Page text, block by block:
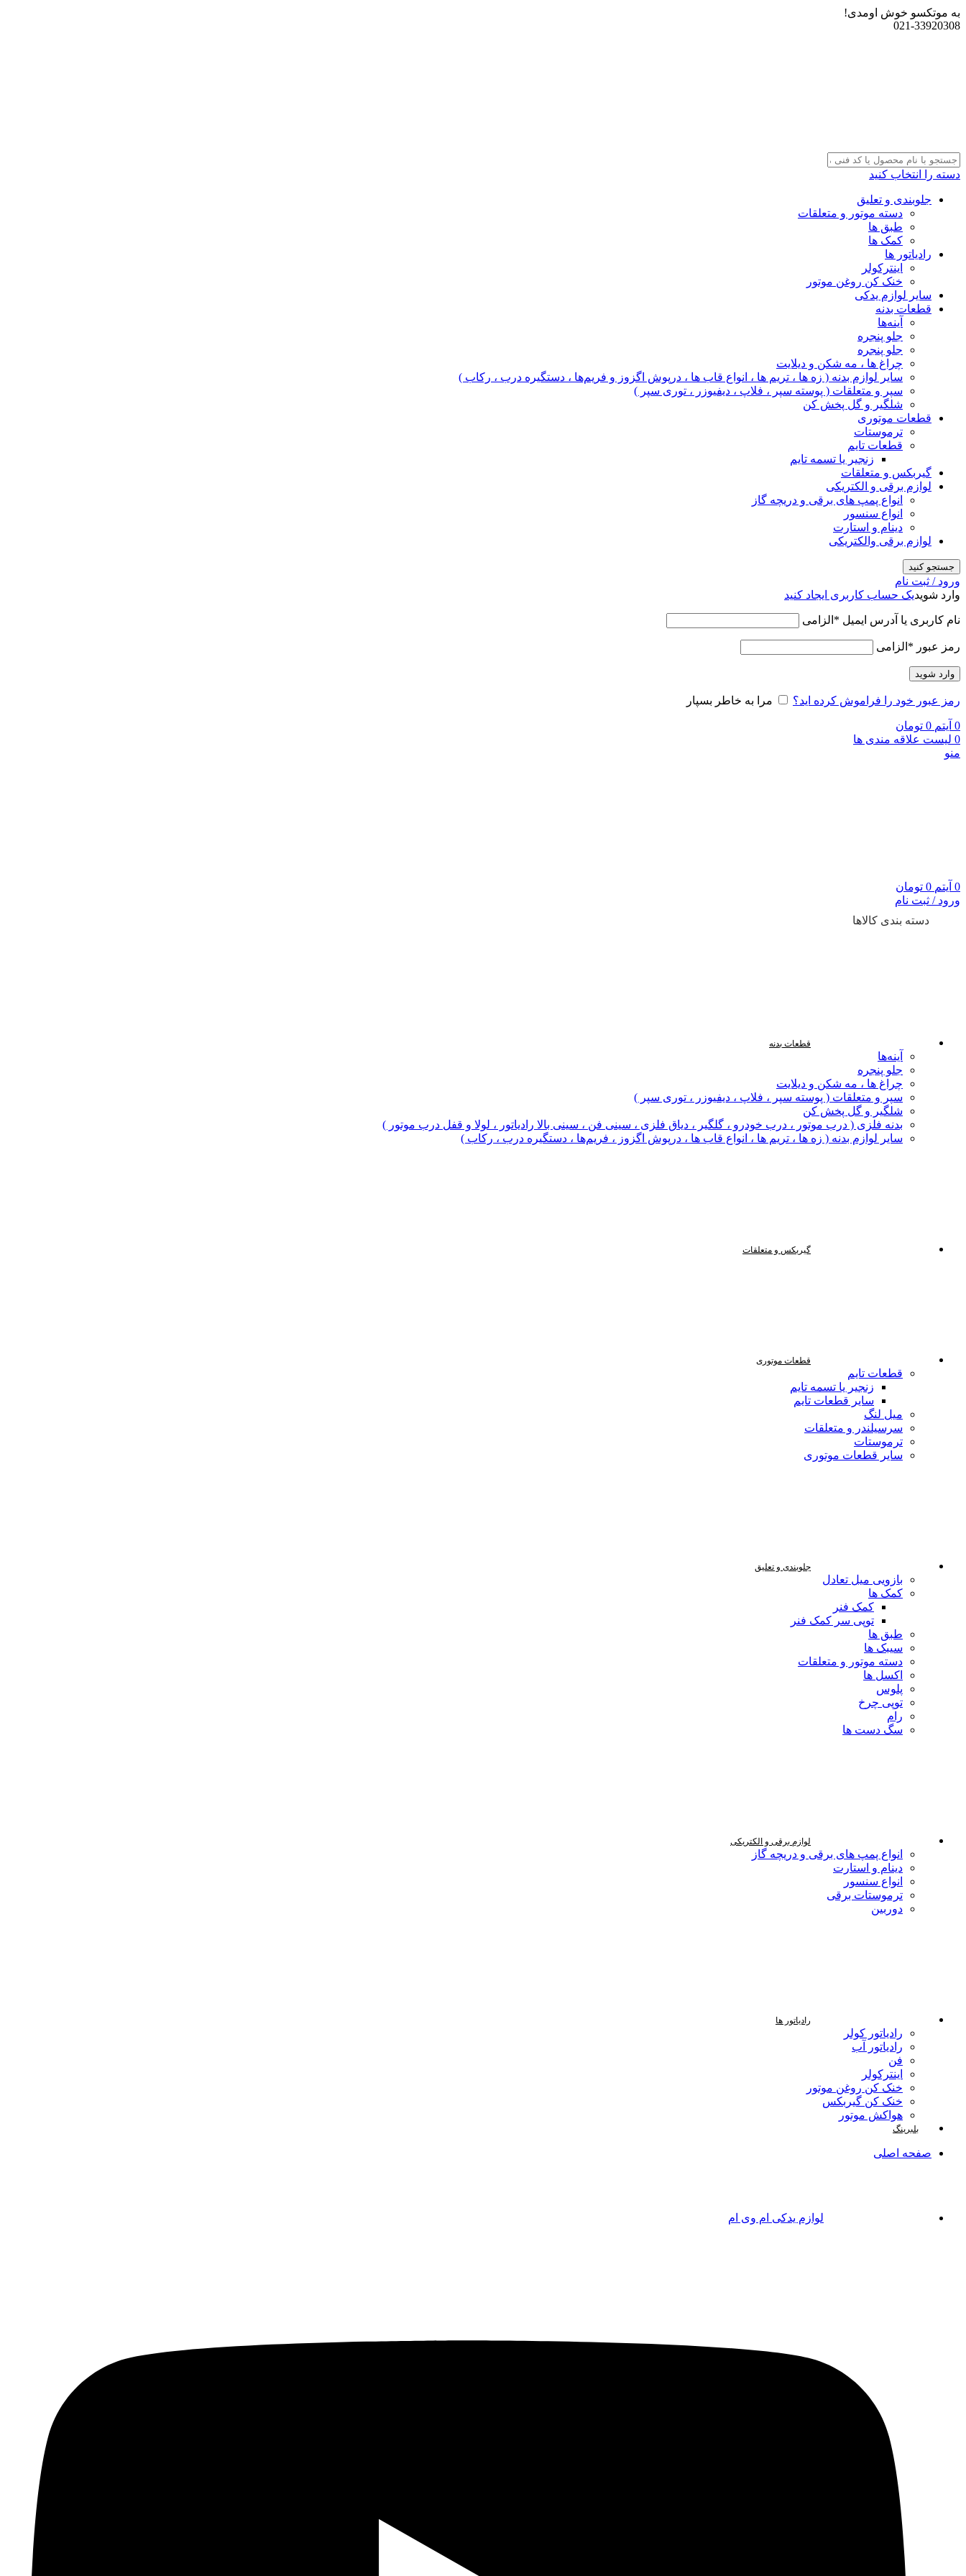
به موتکسو خوش اومدی!
021-33920308
دسته را انتخاب کنید
جلوبندی و تعلیق
دسته موتور و متعلقات
طبق ها
کمک ها
رادیاتور ها
اینترکولر
خنک کن روغن موتور
سایر لوازم یدکی
قطعات بدنه
آینه‌ها
جلو پنجره
جلو پنجره
چراغ‌ ها ، مه‌ شکن و دیلایت
سایر لوازم بدنه ( زه ها ، تریم ها ، انواع قاب ها ، درپوش اگزوز و فریم‌ها ، دستگیره درب ، رکاب )
سپر و متعلقات ( پوسته سپر ، فلاپ ، دیفیوزر ، توری سپر )
شلگیر و گل‌ پخش‌ کن
قطعات موتوری
ترموستات
قطعات تایم
زنجیر یا تسمه تایم
گیربکس و متعلقات
لوازم برقی و الکتریکی
انواع پمپ های برقی و دریچه گاز
انواع سنسور
دینام و استارت
لوازم برقی والکتریکی
جستجو کنید
ورود / ثبت نام
وارد شویدیک حساب کاربری ایجاد کنید
نام کاربری یا آدرس ایمیل * الزامی
رمز عبور * الزامی
وارد شوید
رمز عبور خود را فراموش کرده اید؟ مرا به خاطر بسپار
0 آیتم 0 تومان
0 لیست علاقه مندی ها
منو
0 آیتم 0 تومان
ورود / ثبت نام
دسته بندی کالاها
قطعات بدنه
آینه‌ها
جلو پنجره
چراغ‌ ها ، مه‌ شکن و دیلایت
سپر و متعلقات ( پوسته سپر ، فلاپ ، دیفیوزر ، توری سپر )
شلگیر و گل‌ پخش‌ کن
بدنه فلزی ( درب موتور ، درب خودرو ، گلگیر ، دیاق فلزی ، سینی فن ، سینی بالا رادیاتور ، لولا و قفل درب موتور )
سایر لوازم بدنه ( زه ها ، تریم ها ، انواع قاب ها ، درپوش اگزوز ، فریم‌ها ، دستگیره درب ، رکاب )
گیربکس و متعلقات
قطعات موتوری
قطعات تایم
زنجیر یا تسمه تایم
سایر قطعات تایم
میل لنگ
سرسیلندر و متعلقات
ترموستات
سایر قطعات موتوری
جلوبندی و تعلیق
بازویی میل تعادل
کمک ها
کمک فنر
توپی سر کمک فنر
طبق ها
سیبک ها
دسته موتور و متعلقات
اکسل ها
پلوس
توپی چرخ
رام
سگ دست ها
لوازم برقی و الکتریکی
انواع پمپ های برقی و دریچه گاز
دینام و استارت
انواع سنسور
ترموستات برقی
دوربین
رادیاتور ها
رادیاتور کولر
رادیاتور آب
فن
اینترکولر
خنک کن روغن موتور
خنک کن گیربکس
هواکش موتور
بلبرینگ
صفحه اصلی
لوازم یدکی ام وی ام